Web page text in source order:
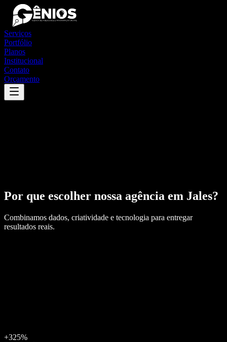
Serviços
Portfólio
Planos
Institucional
Contato
Orçamento
Por que escolher nossa agência em Jales?
Combinamos dados, criatividade e tecnologia para entregar
resultados reais.
+325%